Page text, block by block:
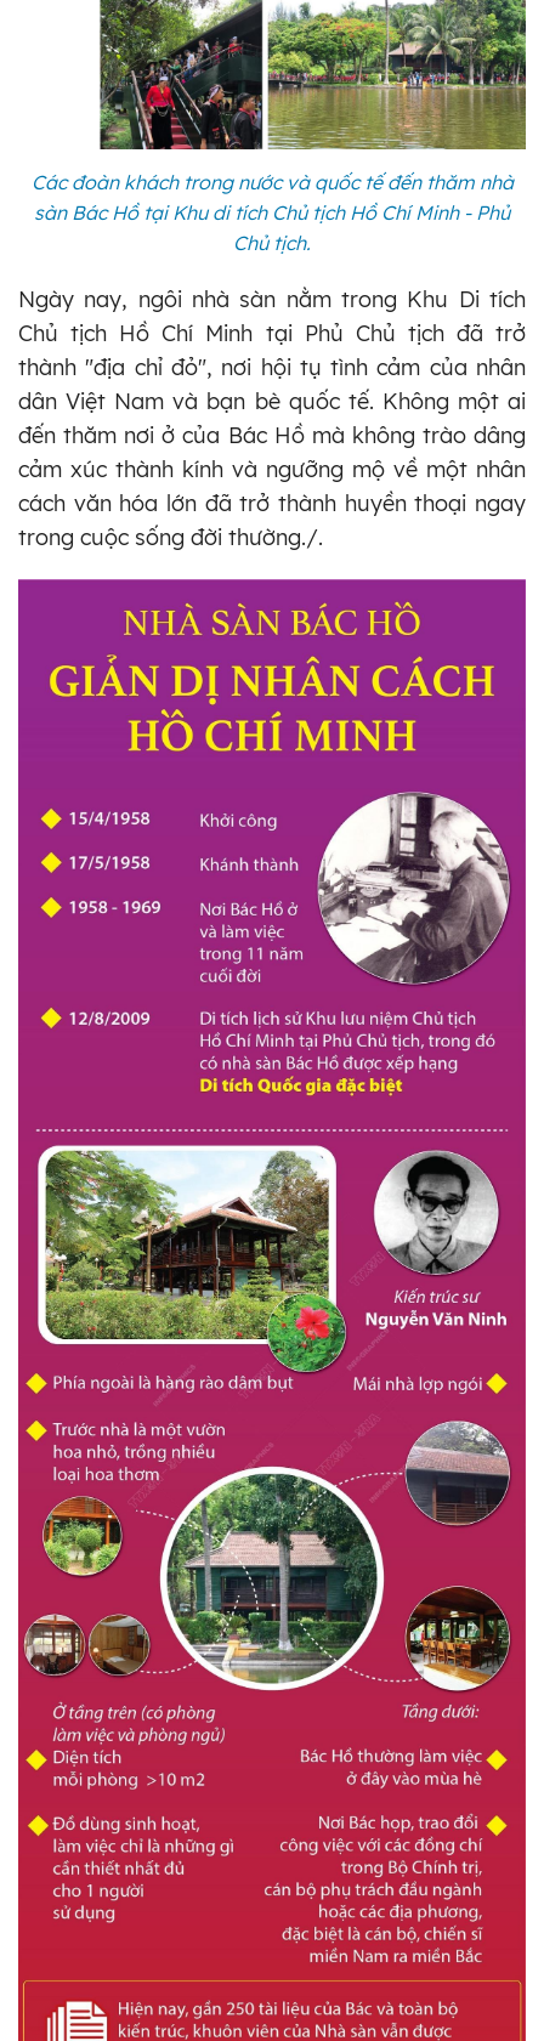
Các đoàn khách trong nước và quốc tế đến thăm nhà
sàn Bác Hồ tại Khu di tích Chủ tịch Hồ Chí Minh - Phủ
Chủ tịch.
Ngày nay, ngôi nhà sàn nằm trong Khu Di tích
Chủ tịch Hồ Chí Minh tại Phủ Chủ tịch đã trở
thành "địa chỉ đỏ", nơi hội tụ tình cảm của nhân
dân Việt Nam và bạn bè quốc tế. Không một ai
đến thăm nơi ở của Bác Hồ mà không trào dâng
cảm xúc thành kính và ngưỡng mộ về một nhân
cách văn hóa lớn đã trở thành huyền thoại ngay
trong cuộc sống đời thường./.